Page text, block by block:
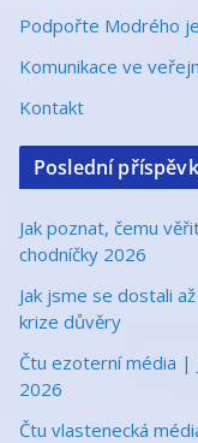
Podpořte Modrého
Komunikace ve
Kontakt
Poslední
Jak poznat, čemu
chodníčky 2026
Jak jsme se dostali
krize důvěry
Čtu ezoterní média |
2026
Čtu vlastenecká